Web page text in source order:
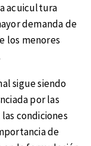
acuicultura
demanda de
los menores
sigue siendo
por las
condiciones
de